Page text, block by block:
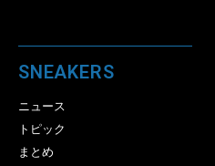
SNEAKERS
ニュース
トピック
まとめ